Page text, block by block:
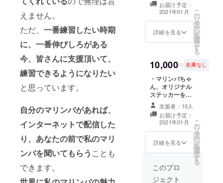
えません。
ただ、 一番練習したい時期
に、一番伸びしろがある
今、皆さんに支援頂いて、
練習できるようになりたい
と思っています。
自分のマリンバがあれば、
インターネットで配信した
り、あなたの前で私のマリ
ンバを聞いてもらう ことも
できます。
イン演奏で1曲提
供します。 ※制
作された楽曲の
も差し上げます
・webまたは直
上で)、1時間
ます！ （マリン
バと一緒に歌を
歌う、ギターを
弾くなど、手拍
子でも可能で
す） ※会場まで
の交通費はご支
となります。
ンより誕生月を
お選びくださ
トができるよう
になったらチ
ケット2枚手配し
での交通費はご
支援者様のご負
担となります。
・支援者様への
オリジナル曲を
作成し、オンラ
イン演奏で1曲提
供します。 ※制
作された楽曲の
も差し上げます
・webまたは直
症対策を取った
上で)、1時間
るマリンバの演
奏をSNSやメー
ルで配信しま
す。期間は1年間
い。でも頑張り
ます。 ・指定さ
れた誕生月の期
間に「誕生日に
おめでとう」を
マリンバでオン
ライン演奏しま
す(バースデー
カードを提供し
ます)。一緒に盛
り上がりましょ
う。 ※プルダウ
お選びくださ
い。 ・コンサー
お届け予定：
2021年01月
詳細を見る
こ
の
リ
タ
ー
ン
を
選
択
す
る
10,000円 在庫なし
・マリンバちゃ
ん、オリジナル
ステッカーを提
供します。 ・毎
週、私が演奏す
るマリンバの演
奏をSNSやメー
ルで配信しま
す。期間は1年間
はごめんなさ
い。でも頑張り
支援者：10人
お届け予定：
2021年01月
詳細を見る
こ
の
リ
タ
ー
ン
を
選
択
す
る
このプロ
ジェクト